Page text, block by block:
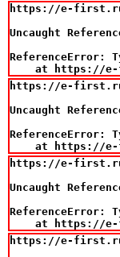
https://e-first.ru/
Uncaught
ReferenceError:
at https://
https://e-first.ru/
Uncaught
ReferenceError:
at https://
https://e-first.ru/
Uncaught
ReferenceError:
at https://
https://e-first.ru/